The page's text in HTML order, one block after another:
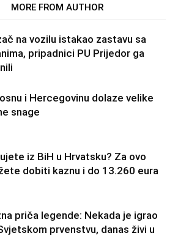
MORE FROM AUTHOR
na vozilu istakao zastavu sa
pripadnici PU Prijedor ga
i Hercegovinu dolaze velike
snage
iz BiH u Hrvatsku? Za ovo
dobiti kaznu i do 13.260 eura
priča legende: Nekada je igrao
prvenstvu, danas živi u